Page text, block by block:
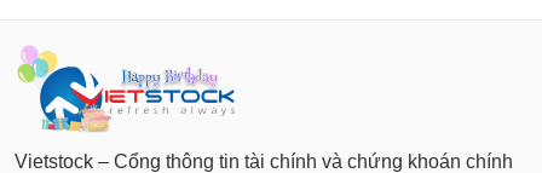
Vietstock – Cổng thông tin tài chính và chứng khoán chính